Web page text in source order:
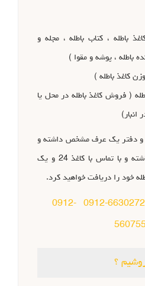
باطله ، کتاب باطله ، مجله و
باطله ، پوشه و مقوا )
کاغذ باطله )
( فروش کاغذ باطله در محل یا
انبار)
و دفتر یک عرف مشخص داشته و
نیاز به بررسی چندانی نداشته و با تماس با کاغذ 24 و یک
خود را دریافت خواهید کرد.
0912-6630272
0912-
؟